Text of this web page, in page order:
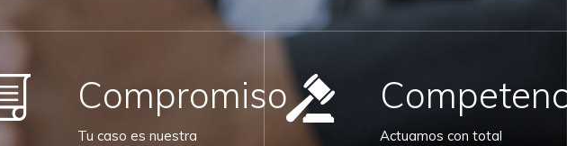
Compromiso
Tu caso es nuestra
Actuamos con total